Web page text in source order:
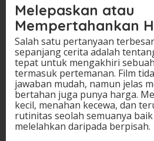
Melepaskan atau
Mempertahankan
Salah satu pertanyaan
sepanjang cerita adalah
tepat untuk mengakhiri
termasuk pertemanan. Film
jawaban mudah, namun jelas
bertahan juga punya harga.
kecil, menahan kecewa, dan
rutinitas seolah semuanya
melelahkan daripada berpisah.